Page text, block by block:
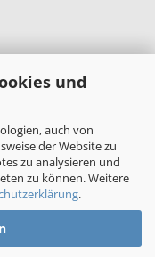
und
auch von
der Website zu
zu analysieren und
zu können. Weitere
.